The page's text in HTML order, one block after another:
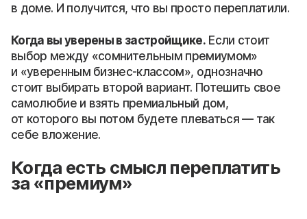
в доме. И получится, что вы просто переплатили.
Когда вы уверены в застройщике.Если стоит
выбор между «сомнительным премиумом»
и «уверенным бизнес-классом», однозначно
стоит выбирать второй вариант. Потешить свое
самолюбие и взять премиальный дом,
от которого вы потом будете плеваться — так
себе вложение.
Когда есть смысл переплатить
за «премиум»